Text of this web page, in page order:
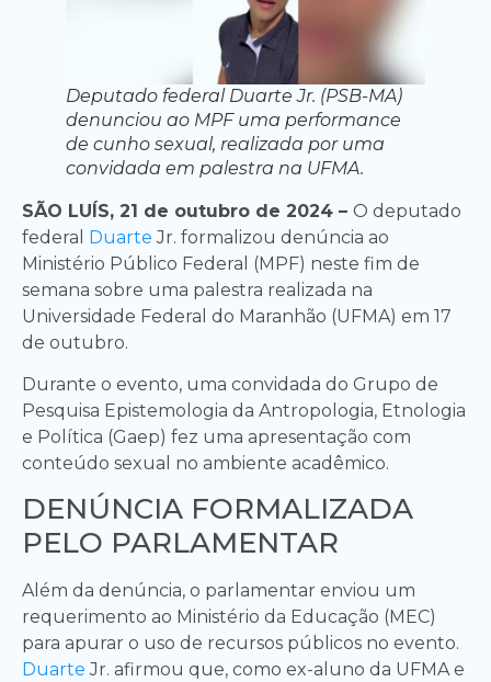
Deputado federal Duarte Jr. (PSB-MA)
denunciou ao MPF uma performance
de cunho sexual, realizada por uma
convidada em palestra na UFMA.
SÃO LUÍS, 21 de outubro de 2024 – O deputado
federal DuarteJr. formalizou denúncia ao
Ministério Público Federal (MPF) neste fim de
semana sobre uma palestra realizada na
Universidade Federal do Maranhão (UFMA) em 17
de outubro.
Durante o evento, uma convidada do Grupo de
Pesquisa Epistemologia da Antropologia, Etnologia
e Política (Gaep) fez uma apresentação com
conteúdo sexual no ambiente acadêmico.
DENÚNCIA FORMALIZADA
PELO PARLAMENTAR
Além da denúncia, o parlamentar enviou um
requerimento ao Ministério da Educação (MEC)
para apurar o uso de recursos públicos no evento.
DuarteJr. afirmou que, como ex-aluno da UFMA e